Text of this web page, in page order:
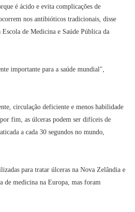
é ácido e evita complicações de
nos antibióticos tradicionais, disse
de Medicina e Saúde Pública da
importante para a saúde mundial",
circulação deficiente e menos habilidade
fim, as úlceras podem ser difíceis de
a cada 30 segundos no mundo,
para tratar úlceras na Nova Zelândia e
de medicina na Europa, mas foram